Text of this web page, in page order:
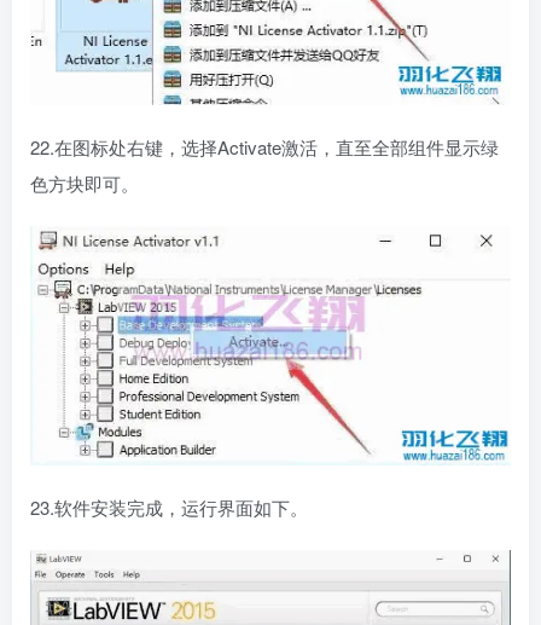
22.在图标处右键，选择Activate激活，直至全部组件显示绿
色方块即可。
23.软件安装完成，运行界面如下。